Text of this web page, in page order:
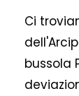
Ci
bussola